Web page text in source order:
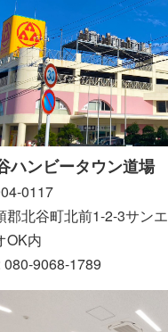
ハンビータウン道場
0117
郡北谷町北前1-2-3サン
OK内
080-9068-1789